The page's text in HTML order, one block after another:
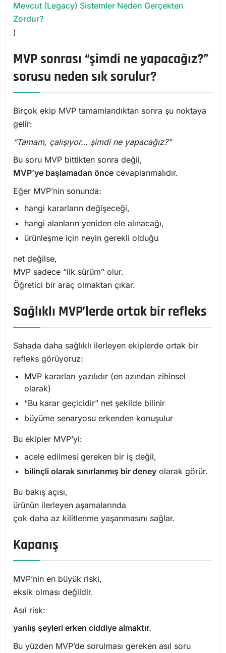
Mevcut (Legacy) Sistemler Neden Gerçekten
Zordur?
)
MVP sonrası “şimdi ne yapacağız?”
sorusu neden sık sorulur?
Birçok ekip MVP tamamlandıktan sonra şu noktaya
gelir:
“Tamam, çalışıyor… şimdi ne yapacağız?”
Bu soru MVP bittikten sonra değil,
MVP’ye başlamadan önce cevaplanmalıdır.
Eğer MVP’nin sonunda:
hangi kararların değişeceği,
hangi alanların yeniden ele alınacağı,
ürünleşme için neyin gerekli olduğu
net değilse,
MVP sadece “ilk sürüm” olur.
Öğretici bir araç olmaktan çıkar.
Sağlıklı MVP’lerde ortak bir refleks
Sahada daha sağlıklı ilerleyen ekiplerde ortak bir
refleks görüyoruz:
MVP kararları yazılıdır (en azından zihinsel
olarak)
“Bu karar geçicidir” net şekilde bilinir
büyüme senaryosu erkenden konuşulur
Bu ekipler MVP’yi:
acele edilmesi gereken bir iş değil,
bilinçli olarak sınırlanmış bir deney olarak görür.
Bu bakış açısı,
ürünün ilerleyen aşamalarında
çok daha az kilitlenme yaşanmasını sağlar.
Kapanış
MVP’nin en büyük riski,
eksik olması değildir.
Asıl risk:
yanlış şeyleri erken ciddiye almaktır.
Bu yüzden MVP’de sorulması gereken asıl soru